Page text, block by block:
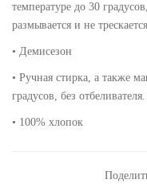
температуре до 30
размывается и не
• Демисезон
• Ручная стирка, а также
градусов, без
• 100% хлопок